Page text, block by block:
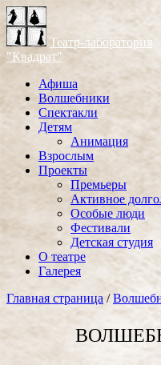
Театр-лаборатория
"Квадрат"
Афиша
Волшебники
Спектакли
Детям
Анимация
Взрослым
Проекты
Премьеры
Активное
Особые люди
Фестивали
Детская студия
О театре
Галерея
Главная страница /